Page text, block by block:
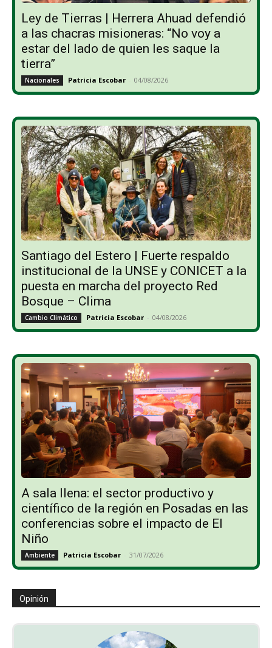
Ley de Tierras | Herrera Ahuad defendió
a las chacras misioneras: “No voy a
estar del lado de quien les saque la
tierra”
Nacionales Patricia Escobar - 04/08/2026
Santiago del Estero | Fuerte respaldo
institucional de la UNSE y CONICET a la
puesta en marcha del proyecto Red
Bosque – Clima
Cambio Climático Patricia Escobar - 04/08/2026
A sala llena: el sector productivo y
científico de la región en Posadas en las
conferencias sobre el impacto de El
Niño
Ambiente Patricia Escobar - 31/07/2026
Opinión